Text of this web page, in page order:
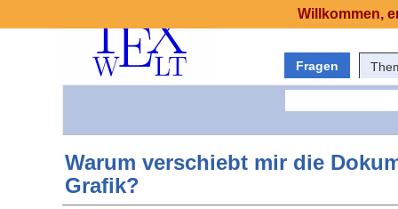
Fragen
Warum verschiebt mir die
Grafik?
Willkommen,